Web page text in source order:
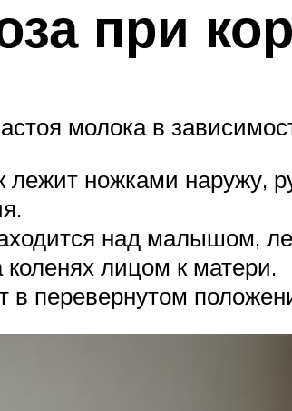
при
молока в
ножками наружу,
над малышом,
лицом к матери.
в перевернутом